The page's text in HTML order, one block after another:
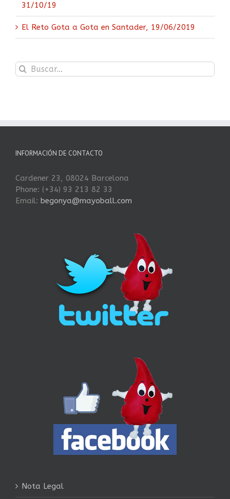
31/10/19
El Reto Gota a Gota en Santader, 19/06/2019
Buscar:
INFORMACIÓN DE CONTACTO
Cardener 23, 08024 Barcelona
Phone: (+34) 93 213 82 33
Email: begonya@mayoball.com
Nota Legal